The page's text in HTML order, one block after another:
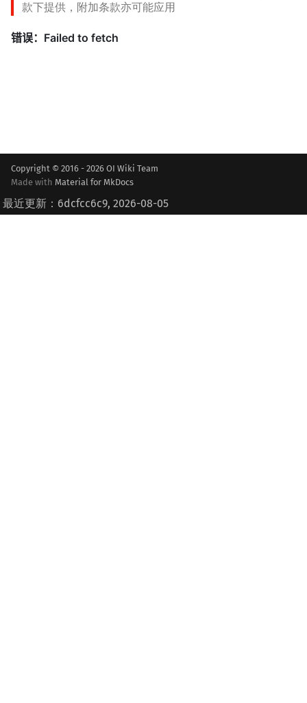
款下提供，附加条款亦可能应用
Copyright © 2016 - 2026 OI Wiki Team
Made with Material for MkDocs
最近更新：6dcfcc6c9, 2026-08-05